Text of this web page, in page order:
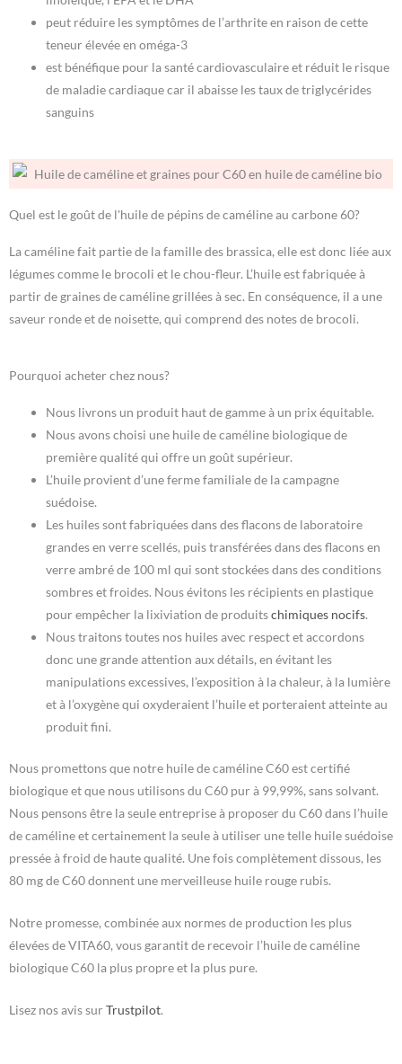
peut réduire les symptômes de l’arthrite en raison de cette
teneur élevée en oméga-3
est bénéfique pour la santé cardiovasculaire et réduit le risque
de maladie cardiaque car il abaisse les taux de triglycérides
sanguins
Quel est le goût de l'huile de pépins de caméline au carbone 60?
La caméline fait partie de la famille des brassica, elle est donc liée aux
légumes comme le brocoli et le chou-fleur. L’huile est fabriquée à
partir de graines de caméline grillées à sec. En conséquence, il a une
saveur ronde et de noisette, qui comprend des notes de brocoli.
Pourquoi acheter chez nous?
Nous livrons un produit haut de gamme à un prix équitable.
Nous avons choisi une huile de caméline biologique de
première qualité qui offre un goût supérieur.
L’huile provient d’une ferme familiale de la campagne
suédoise.
Les huiles sont fabriquées dans des flacons de laboratoire
grandes en verre scellés, puis transférées dans des flacons en
verre ambré de 100 ml qui sont stockées dans des conditions
sombres et froides. Nous évitons les récipients en plastique
pour empêcher la lixiviation de produitschimiques nocifs.
Nous traitons toutes nos huiles avec respect et accordons
donc une grande attention aux détails, en évitant les
manipulations excessives, l’exposition à la chaleur, à la lumière
et à l’oxygène qui oxyderaient l’huile et porteraient atteinte au
produit fini.
Nous promettons que notre huile de caméline C60 est certifié
biologique et que nous utilisons du C60 pur à 99,99%, sans solvant.
Nous pensons être la seule entreprise à proposer du C60 dans l’huile
de caméline et certainement la seule à utiliser une telle huile suédoise
pressée à froid de haute qualité. Une fois complètement dissous, les
80 mg de C60 donnent une merveilleuse huile rouge rubis.
Notre promesse, combinée aux normes de production les plus
élevées de VITA60, vous garantit de recevoir l’huile de caméline
biologique C60 la plus propre et la plus pure.
Lisez nos avis surTrustpilot.